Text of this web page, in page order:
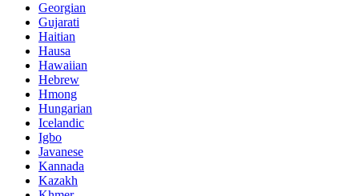
Georgian
Gujarati
Haitian
Hausa
Hawaiian
Hebrew
Hmong
Hungarian
Icelandic
Igbo
Javanese
Kannada
Kazakh